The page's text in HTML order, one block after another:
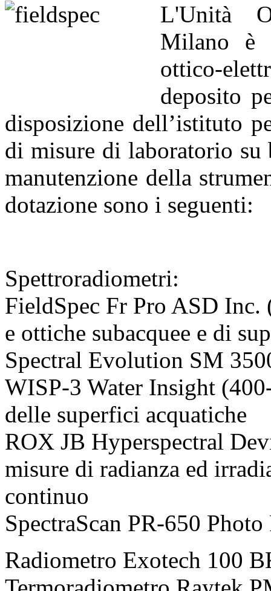
L'Unità
Milano è
ottico-
deposito
disposizione dell’istituto
di misure di laboratorio
manutenzione della
dotazione sono i seguenti:
Spettroradiometri:
FieldSpec Fr Pro ASD Inc.
e ottiche subacquee e di
Spectral Evolution SM
WISP-3 Water Insight
delle superfici acquatiche
ROX JB Hyperspectral
misure di radianza ed
continuo
SpectraScan PR-650
Radiometro Exotech 100